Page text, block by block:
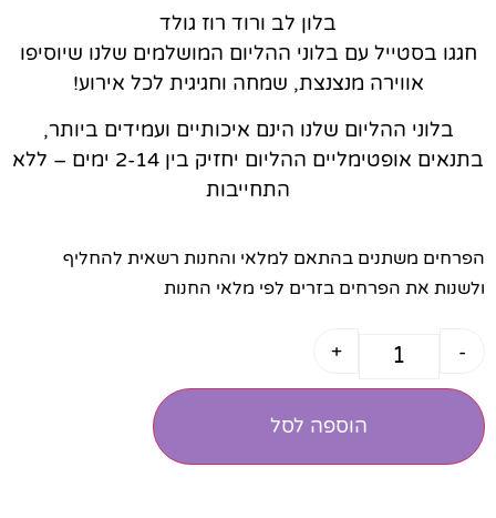
בלון לב ורוד רוז גולד
חגגו בסטייל עם בלוני ההליום המושלמים שלנו שיוסיפו
אווירה מנצנצת, שמחה וחגיגית לכל אירוע!
בלוני ההליום שלנו הינם איכותיים ועמידים ביותר,
בתנאים אופטימליים ההליום יחזיק בין 2-14 ימים – ללא
התחייבות
הפרחים משתנים בהתאם למלאי והחנות רשאית להחליף
ולשנות את הפרחים בזרים לפי מלאי החנות
-
+
הוספה לסל